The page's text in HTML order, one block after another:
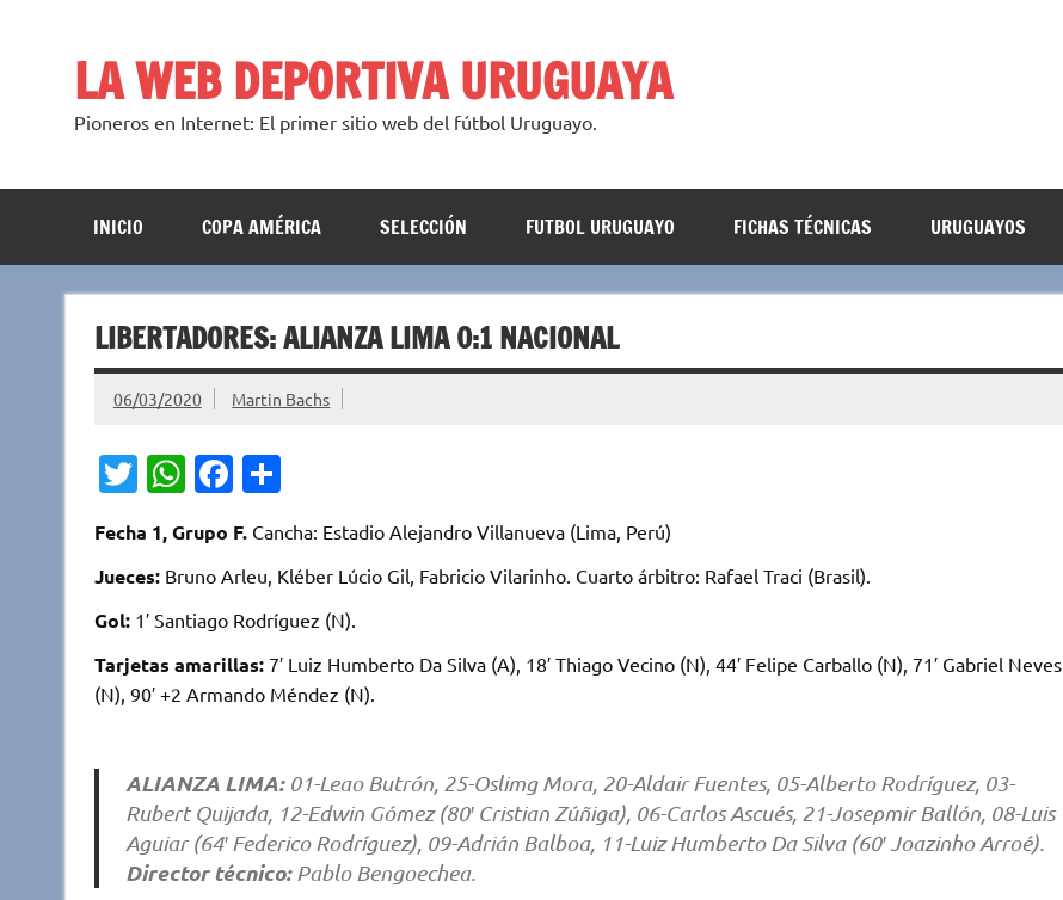
LA WEB DEPORTIVA URUGUAYA
Pioneros en Internet: El primer sitio web del fútbol Uruguayo.
INICIO COPA AMÉRICA SELECCIÓN FUTBOL URUGUAYO FICHAS TÉCNICAS URUGUAYOS
LIBERTADORES: ALIANZA LIMA 0:1 NACIONAL
06/03/2020 Martin Bachs
T
it
te
r
W
at
s
A
p
p
Fa
e
b
o
o
k
C
m
p
ar
ti
r
Fecha 1, Grupo F.Cancha: Estadio Alejandro Villanueva (Lima, Perú)
Jueces: Bruno Arleu, Kléber Lúcio Gil, Fabricio Vilarinho. Cuarto árbitro: Rafael Traci (Brasil).
Gol:1′ Santiago Rodríguez (N).
Tarjetas amarillas: 7′ Luiz Humberto Da Silva (A), 18′ Thiago Vecino (N), 44′ Felipe Carballo (N), 71′ Gabriel Neves
(N), 90′ +2 Armando Méndez (N).
ALIANZA LIMA:01-Leao Butrón, 25-Oslimg Mora, 20-Aldair Fuentes, 05-Alberto Rodríguez, 03-
Rubert Quijada, 12-Edwin Gómez (80′ Cristian Zúñiga), 06-Carlos Ascués, 21-Josepmir Ballón, 08-Luis
Aguiar (64′ Federico Rodríguez), 09-Adrián Balboa, 11-Luiz Humberto Da Silva (60′ Joazinho Arroé).
Director técnico:Pablo Bengoechea.